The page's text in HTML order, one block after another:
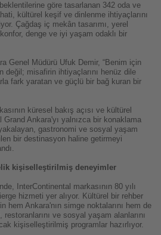
göre tasarlanan 342 oda ve
kültürel keşif ve dinlenme ihtiyaçlarını
Çağdaş iç mekân tasarımı, yerel
denge ve iyi yaşam odaklı bir
Genel Müdürü Ufuk Demir, “Benim için
değil; misafirin ihtiyaçlarını henüz dile
fark yaratan ve güçlü bir bağ kuran bir
küresel bakış açısı ve kültürel
Ankara'yı yalnızca bir konaklama
gastronomi ve sosyal yaşam
bir destinasyon haline getirmeyi
kişiselleştirilmiş deneyimler
InterContinental markasının 80 yılı
hizmeti yer alıyor. Kültürel bir rehber
hem Ankara'nın simge noktalarını hem de
ve sosyal yaşam alanlarını
kişiselleştirilmiş programlar hazırlıyor.